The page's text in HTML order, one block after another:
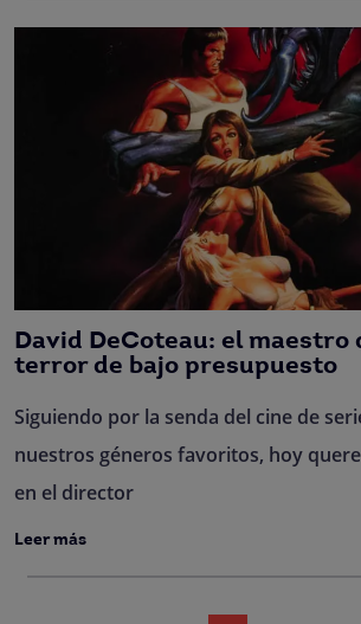
David DeCoteau: el maestro
terror de bajo presupuesto
Siguiendo por la senda del cine de
nuestros géneros favoritos, hoy
en el director
Leer más